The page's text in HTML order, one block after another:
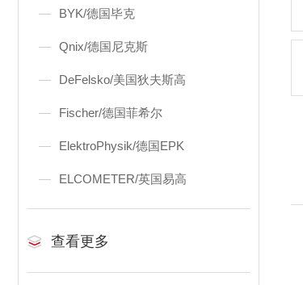
BYK/德国毕克
Qnix/德国尼克斯
DeFelsko/美国狄夫斯高
Fischer/德国菲希尔
ElektroPhysik/德国EPK
ELCOMETER/英国易高
查看更多